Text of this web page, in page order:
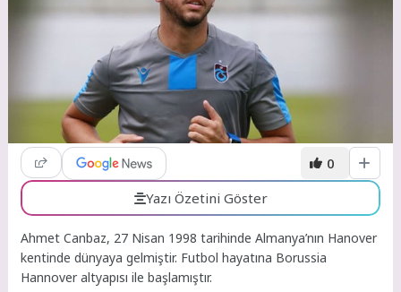
0
Yazı Özetini Göster
Ahmet Canbaz, 27 Nisan 1998 tarihinde Almanya’nın Hanover
kentinde dünyaya gelmiştir. Futbol hayatına Borussia
Hannover altyapısı ile başlamıştır.